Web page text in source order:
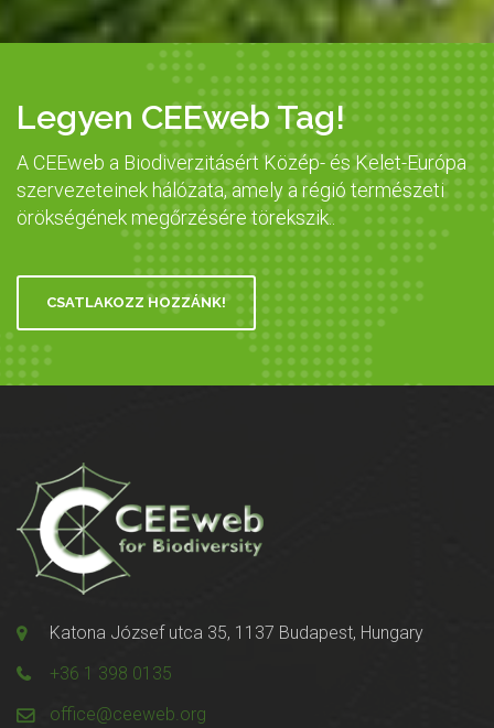
Legyen CEEweb Tag!
A CEEweb a Biodiverzitásért Közép- és Kelet-Európa
szervezeteinek hálózata, amely a régió természeti
örökségének megőrzésére törekszik..
CSATLAKOZZ HOZZÁNK!
Katona József utca 35, 1137 Budapest, Hungary
+36 1 398 0135
office@ceeweb.org